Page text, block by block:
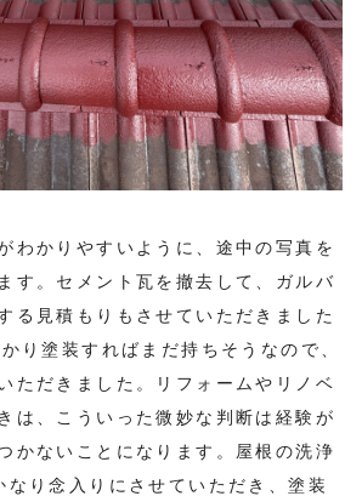
わかりやすいように、途中の写真を
す。セメント瓦を撤去して、ガルバ
る見積もりもさせていただきました
り塗装すればまだ持ちそうなので、
ただきました。リフォームやリノベ
は、こういった微妙な判断は経験が
かないことになります。屋根の洗浄
なり念入りにさせていただき、塗装